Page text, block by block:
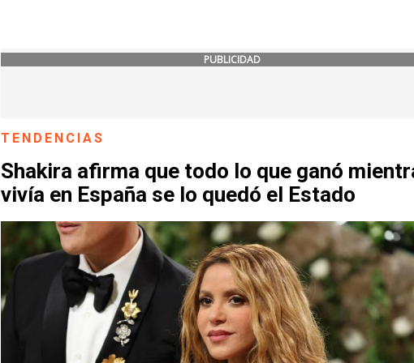
PUBLICIDAD
TENDENCIAS
Shakira afirma que todo lo que ganó
vivía en España se lo quedó el Estado